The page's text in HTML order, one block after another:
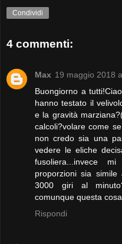
Condividi
4 commenti:
Max 19 maggio 2018
Buongiorno a
hanno testato il
e la gravità
calcoli?volare come
non credo sia una
vedere le eliche
fusoliera...invece
proporzioni sia
3000 giri al
comunque questa cosa.
Rispondi